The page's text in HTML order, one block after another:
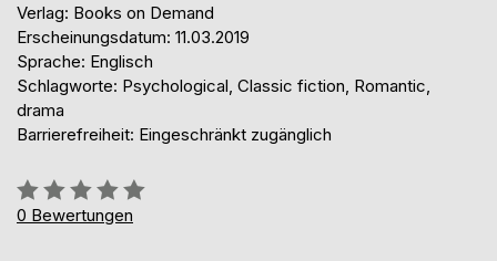
Verlag: Books on Demand
Erscheinungsdatum: 11.03.2019
Sprache: Englisch
Schlagworte: Psychological, Classic fiction, Romantic,
drama
Barrierefreiheit: Eingeschränkt zugänglich
Bewertung::
0%
0 Bewertungen